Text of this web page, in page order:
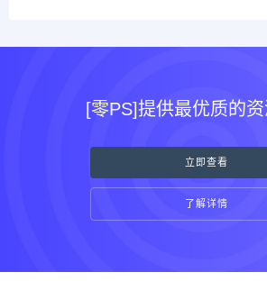
[零PS]提供最优质的
立即查看
了解详情